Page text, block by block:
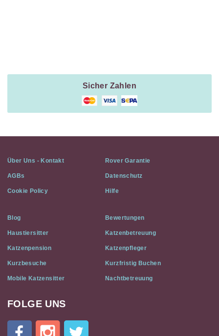
Sicher Zahlen
Über Uns - Kontakt Rover Garantie
AGBs Datenschutz
Cookie Policy Hilfe
Blog Bewertungen
Haustiersitter Katzenbetreuung
Katzenpension Katzenpfleger
Kurzbesuche Kurzfristig Buchen
Mobile Katzensitter Nachtbetreuung
Cat
FOLGE UNS